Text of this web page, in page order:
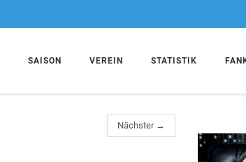
SAISON VEREIN STATISTIK
Nächster →